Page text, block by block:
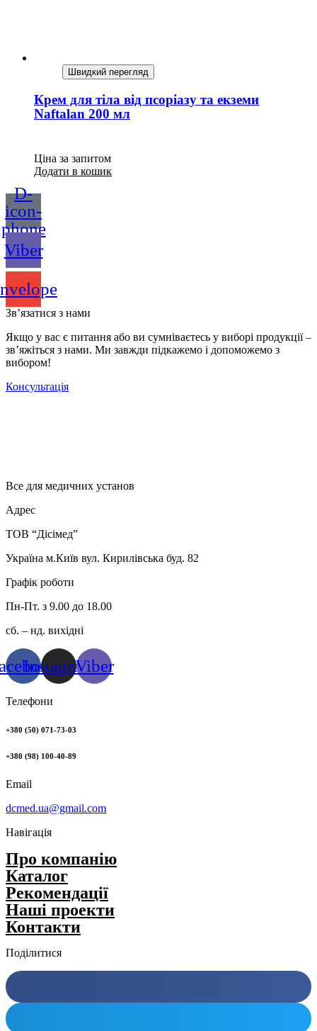
Швидкий перегляд
Крем для тіла від псоріазу та екземи
Naftalan 200 мл
Ціна за запитом
Додати в кошик
D-
icon-
phone
Viber
Зв’язатися з нами
Якщо у вас є питання або ви сумніваєтесь у виборі продукції –
зв’яжіться з нами. Ми завжди підкажемо і допоможемо з
вибором!
Консультація
Все для медичних установ
Адрес
ТОВ “Дісімед”
Україна м.Київ вул. Кирилівська буд. 82
Графік роботи
Пн-Пт. з 9.00 до 18.00
сб. – нд. вихідні
InstagramViber
Телефони
+380 (50) 071-73-03
+380 (98) 100-40-89
Email
dcmed.ua@gmail.com
Навігація
Про компанію
Каталог
Рекомендації
Нашi проекти
Контакти
Поділитися